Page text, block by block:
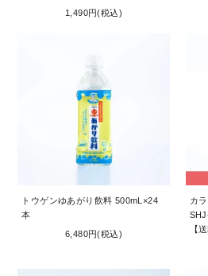
1,490円(税込)
トウゲンゆあがり飲料 500mL×24
本
6,480円(税込)
カ
【